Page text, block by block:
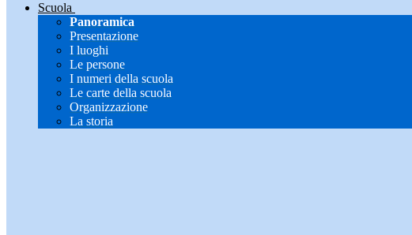
Scuola
Panoramica
Presentazione
I luoghi
Le persone
I numeri della scuola
Le carte della scuola
Organizzazione
La storia